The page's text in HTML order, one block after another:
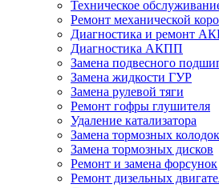
Техническое
Ремонт механической
Диагностика и ремонт
Диагностика АКПП
Замена подвесного
Замена жидкости ГУР
Замена рулевой тяги
Ремонт гофры глушителя
Удаление катализатора
Замена тормозных колодок
Замена тормозных дисков
Ремонт и замена форсунок
Ремонт дизельных